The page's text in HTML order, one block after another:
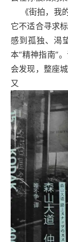
《街拍，我的
它不适合寻求
感到孤独、渴
本“精神指南”
会发现，整座
又